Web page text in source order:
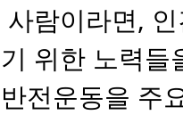
사람이라면,
위한 노력
전운동을 주